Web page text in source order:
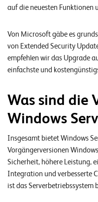
auf die neuesten Funktionen
Von Microsoft gäbe es
von Extended Security
empfehlen wir das Upgrade
einfachste und
Was sind die
Windows
Insgesamt bietet Windows
Vorgängerversionen
Sicherheit, höhere Leistung,
Integration und verbesserte
ist das Serverbetriebssystem